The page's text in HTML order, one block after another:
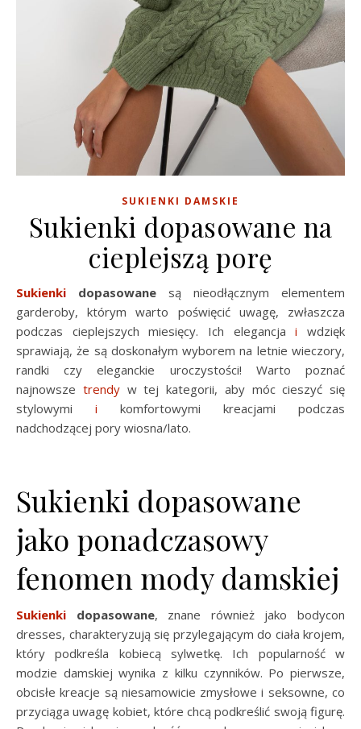
SUKIENKI DAMSKIE
Sukienki dopasowane na
cieplejszą porę
Sukienki dopasowane są nieodłącznym elementem
garderoby, którym warto poświęcić uwagę, zwłaszcza
podczas cieplejszych miesięcy. Ich elegancjai wdzięk
sprawiają, że są doskonałym wyborem na letnie wieczory,
randki czy eleganckie uroczystości! Warto poznać
najnowsze trendyw tej kategorii, aby móc cieszyć się
stylowymi i komfortowymi kreacjami podczas
nadchodzącej pory wiosna/lato.
Sukienki dopasowane
jako ponadczasowy
fenomen mody damskiej
Sukienki dopasowane, znane również jako bodycon
dresses, charakteryzują się przylegającym do ciała krojem,
który podkreśla kobiecą sylwetkę. Ich popularność w
modzie damskiej wynika z kilku czynników. Po pierwsze,
obcisłe kreacje są niesamowicie zmysłowe i seksowne, co
przyciąga uwagę kobiet, które chcą podkreślić swoją figurę.